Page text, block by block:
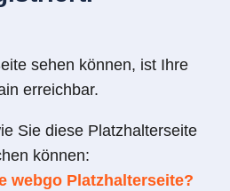
sehen können, ist Ihre
erreichbar.
Sie diese Platzhalterseite
können:
webgo Platzhalterseite?